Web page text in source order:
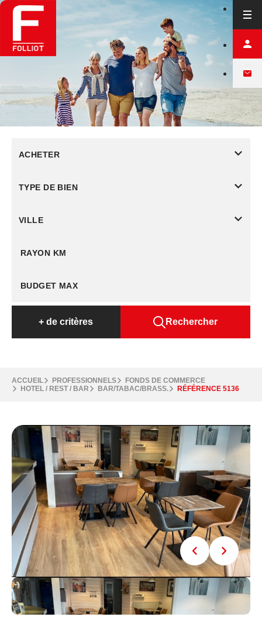
ACHETER
TYPE DE BIEN
VILLE
RAYON KM
+ de critères Rechercher
ACCUEIL PROFESSIONNELS
FONDS DE COMMERCE
HOTEL / REST / BAR
BAR/TABAC/BRASS. RÉFÉRENCE 5136